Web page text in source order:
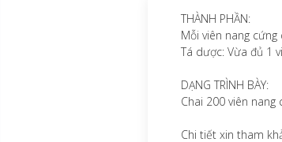
THÀNH PHẦN:
Mỗi viên nang
Tá dược: Vừa đủ 1
DẠNG TRÌNH BÀY:
Chai 200 viên nang
Chi tiết xin tham